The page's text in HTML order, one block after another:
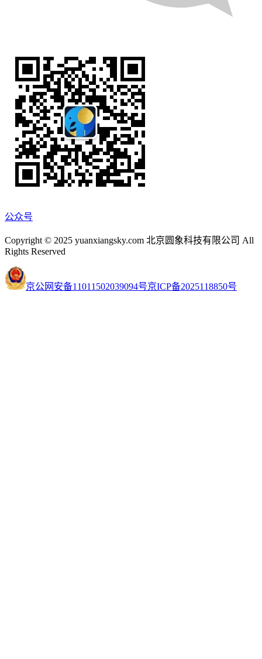
公众号
Copyright © 2025 yuanxiangsky.com 北京圆象科技有限公司 All
Rights Reserved
京公网安备11011502039094号京ICP备2025118850号